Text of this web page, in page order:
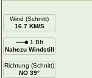
Wind (Schnitt)
16.7 KM/S
1 Bft
Nahezu Windstill
Richtung (Schnitt)
NO 39°